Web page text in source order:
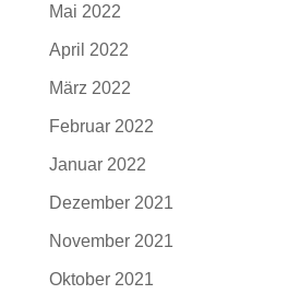
Mai 2022
April 2022
März 2022
Februar 2022
Januar 2022
Dezember 2021
November 2021
Oktober 2021